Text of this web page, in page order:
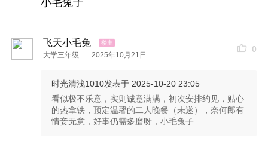
甚至鼓动我计划去
这就是代沟。在浅层的了解之下，以自己的判断和
也没啥总结的，双方都没意向，这事就是完美的解
小毛兔子
飞天小毛兔
大学三年级 2025年10月21日
0
时光清浅1010发表于 2025-10-20 23:05
看似极不乐意，实则诚意满满，初次安排约见，贴心
的热拿铁，预定温馨的二人晚餐（未遂），奈何郎有
情妾无意，好事仍需多磨呀，小毛兔子